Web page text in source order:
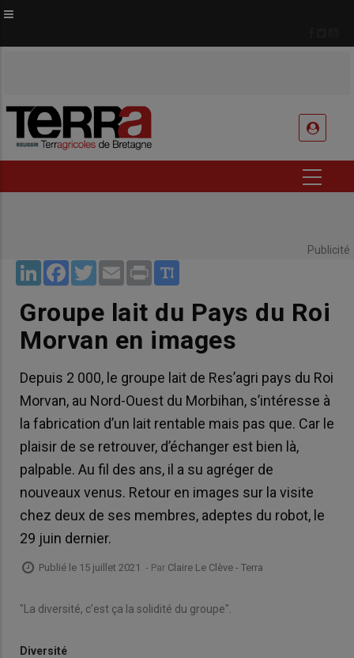
Aller
contenu
Publicité
LinkedInFacebookTwitterEmail Print
Groupe lait du Pays du Roi
Morvan en images
Depuis 2 000, le groupe lait de Res’agri pays du Roi
Morvan, au Nord-Ouest du Morbihan, s’intéresse à
la fabrication d’un lait rentable mais pas que. Car le
plaisir de se retrouver, d’échanger est bien là,
palpable. Au fil des ans, il a su agréger de
nouveaux venus. Retour en images sur la visite
chez deux de ses membres, adeptes du robot, le
29 juin dernier.
Publié le 15 juillet 2021 - Par Claire Le Clève - Terra
"La diversité, c’est ça la solidité du groupe".
Diversité